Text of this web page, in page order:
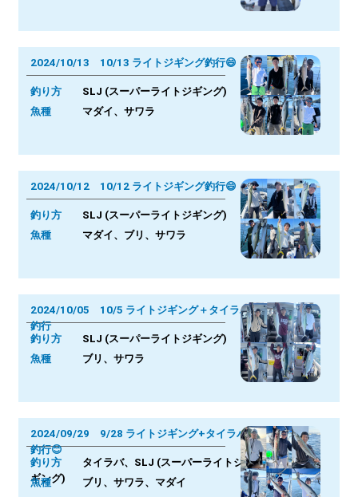
2024/10/13 10/13 ライトジギング釣行😄
釣り方 SLJ (スーパーライトジギング)
魚種 マダイ、サワラ
2024/10/12 10/12 ライトジギング釣行😄
釣り方 SLJ (スーパーライトジギング)
魚種 マダイ、ブリ、サワラ
2024/10/05 10/5 ライトジギング＋タイラバ
釣行
釣り方 SLJ (スーパーライトジギング)
魚種 ブリ、サワラ
2024/09/29 9/28 ライトジギング+タイラバ
釣行😊
釣り方 タイラバ、SLJ (スーパーライトジ
ギング)
魚種 ブリ、サワラ、マダイ